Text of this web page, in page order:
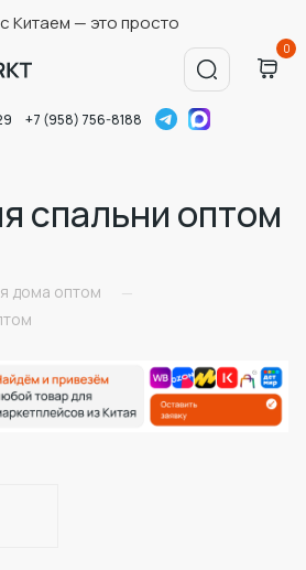
Китаем — это просто
0
+7 (958) 756-8188
спальни оптом
дома оптом
—